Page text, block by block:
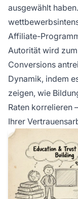
ausgewählt
Affiliate-
Autorität wird
Conversions
Dynamik, indem
zeigen, wie
Raten korrelieren
Ihrer